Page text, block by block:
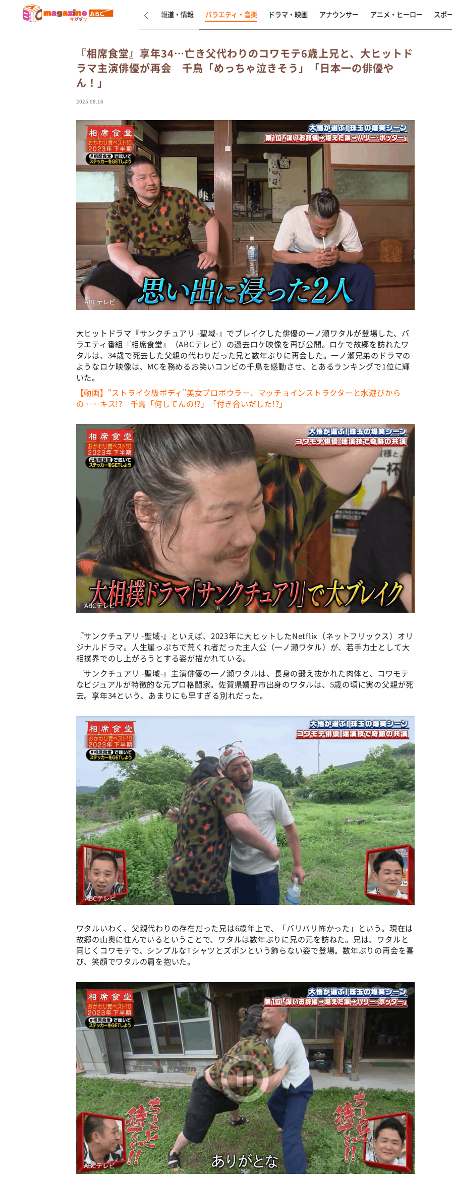
新着 インタビュー 報道・情報 バラエティ・音楽 ドラマ・映画 アナウンサー アニメ・ヒーロー スポ
『相席食堂』享年34…亡き父代わりのコワモテ6歳上兄と、大ヒットド
ラマ主演俳優が再会 千鳥「めっちゃ泣きそう」「日本一の俳優や
ん！」
2025.08.16
大ヒットドラマ『サンクチュアリ -聖域-』でブレイクした俳優の一ノ瀬ワタルが登場した、バ
ラエティ番組『相席食堂』（ABCテレビ）の過去ロケ映像を再び公開。ロケで故郷を訪れたワ
タルは、34歳で死去した父親の代わりだった兄と数年ぶりに再会した。一ノ瀬兄弟のドラマの
ようなロケ映像は、MCを務めるお笑いコンビの千鳥を感動させ、とあるランキングで1位に輝
いた。
【動画】“ストライク級ボディ”美女プロボウラー、マッチョインストラクターと水遊びから
の……キス!? 千鳥「何してんの!?」「付き合いだした!?」
『サンクチュアリ -聖域-』といえば、2023年に大ヒットしたNetflix（ネットフリックス）オリ
ジナルドラマ。人生崖っぷちで荒くれ者だった主人公（一ノ瀬ワタル）が、若手力士として大
相撲界でのし上がろうとする姿が描かれている。
『サンクチュアリ -聖域-』主演俳優の一ノ瀬ワタルは、長身の鍛え抜かれた肉体と、コワモテ
なビジュアルが特徴的な元プロ格闘家。佐賀県嬉野市出身のワタルは、5歳の頃に実の父親が死
去。享年34という、あまりにも早すぎる別れだった。
ワタルいわく、父親代わりの存在だった兄は6歳年上で、「バリバリ怖かった」という。現在は
故郷の山奥に住んでいるということで、ワタルは数年ぶりに兄の元を訪ねた。兄は、ワタルと
同じくコワモテで、シンプルなTシャツとズボンという飾らない姿で登場。数年ぶりの再会を喜
び、笑顔でワタルの肩を抱いた。